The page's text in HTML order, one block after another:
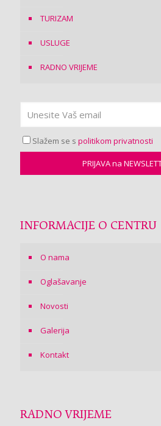
TURIZAM
USLUGE
RADNO VRIJEME
Slažem se s politikom privatnosti
INFORMACIJE O CENTRU
O nama
Oglašavanje
Novosti
Galerija
Kontakt
RADNO VRIJEME